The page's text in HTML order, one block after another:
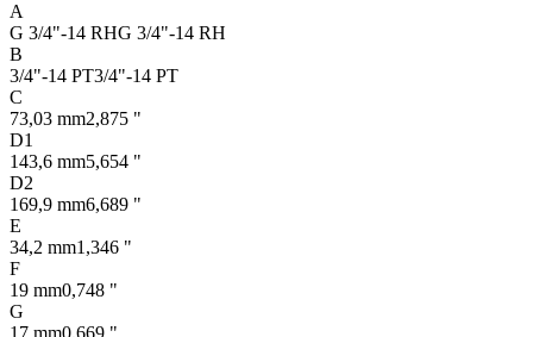
A
G 3/4"-14 RHG 3/4"-14 RH
B
3/4"-14 PT3/4"-14 PT
C
73,03 mm2,875 "
D1
143,6 mm5,654 "
D2
169,9 mm6,689 "
E
34,2 mm1,346 "
F
19 mm0,748 "
G